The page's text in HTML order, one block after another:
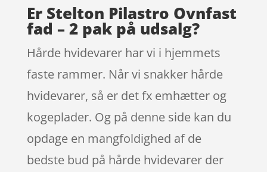
Er Stelton Pilastro Ovnfast
fad – 2 pak på udsalg?
Hårde hvidevarer har vi i hjemmets
faste rammer. Når vi snakker hårde
hvidevarer, så er det fx emhætter og
kogeplader. Og på denne side kan du
opdage en mangfoldighed af de
bedste bud på hårde hvidevarer der